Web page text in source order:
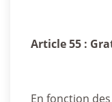
Article 55 :
En fonction